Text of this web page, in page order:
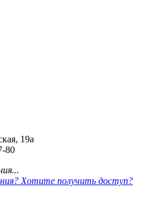
19а
80
Хотите получить доступ?